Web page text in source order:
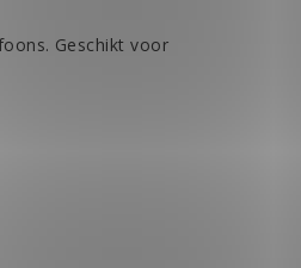
Geschikt voor